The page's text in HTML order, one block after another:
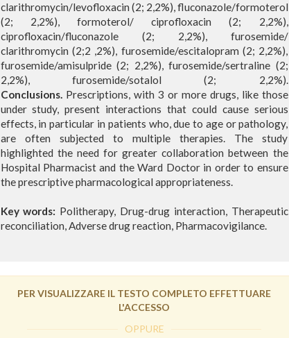
clarithromycin/levofloxacin (2; 2,2%), fluconazole/formoterol
(2; 2,2%), formoterol/ ciprofloxacin (2; 2,2%),
ciprofloxacin/fluconazole (2; 2,2%), furosemide/
clarithromycin (2;2 ,2%), furosemide/escitalopram (2; 2,2%),
furosemide/amisulpride (2; 2,2%), furosemide/sertraline (2;
2,2%), furosemide/sotalol (2; 2,2%).
Conclusions.Prescriptions, with 3 or more drugs, like those
under study, present interactions that could cause serious
effects, in particular in patients who, due to age or pathology,
are often subjected to multiple therapies. The study
highlighted the need for greater collaboration between the
Hospital Pharmacist and the Ward Doctor in order to ensure
the prescriptive pharmacological appropriateness.
Key words: Politherapy, Drug-drug interaction, Therapeutic
reconciliation, Adverse drug reaction, Pharmacovigilance.
PER VISUALIZZARE IL TESTO COMPLETO EFFETTUARE
L'ACCESSO
OPPURE